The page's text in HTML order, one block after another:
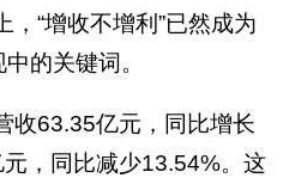
“增收不增利”已然成为
的关键词。
收63.35亿元，同比增长
，同比减少13.54%。这